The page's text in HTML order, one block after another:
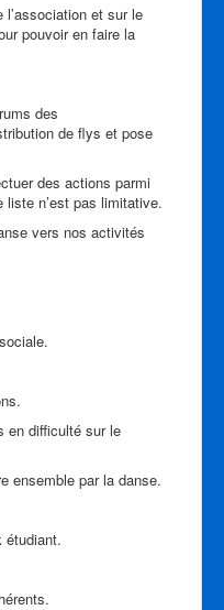
l’association et sur le
pouvoir en faire la
des
de flys et pose
des actions parmi
n’est pas limitative.
vers nos activités
en difficulté sur le
ensemble par la danse.
étudiant.